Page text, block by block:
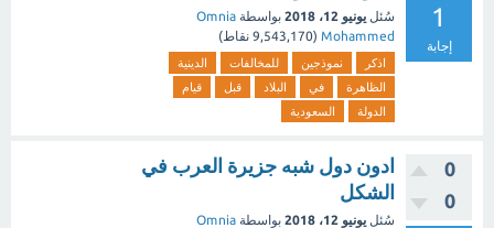
1
إجابة
سُئل يونيو 12، 2018 بواسطة Omnia
Mohammed
(
9,543,170 نقاط)
اذكر نموذجين للمخالفات
الدينية
الظاهرة
في البلاد قبل
قيام
الدولة
السعودية
0
0
ادون دول شبه جزيرة العرب في
الشكل
سُئل يونيو 12، 2018 بواسطة Omnia